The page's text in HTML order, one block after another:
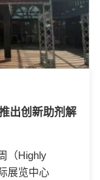
出创新助剂解
（Highly
展览中心